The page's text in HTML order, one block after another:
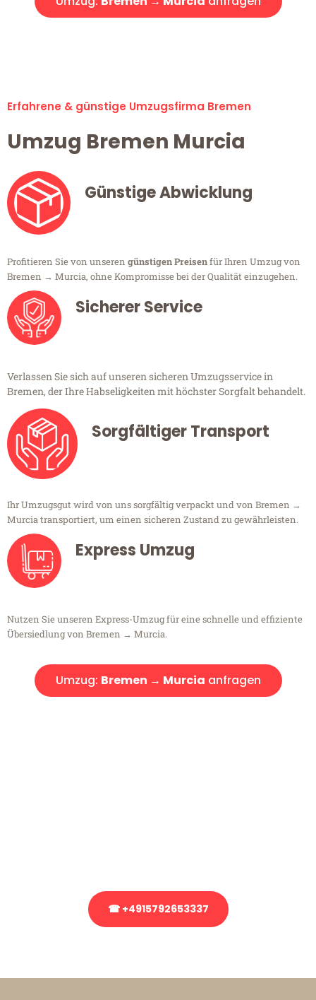
Erfahrene & günstige Umzugsfirma Bremen
Umzug Bremen Murcia
Günstige Abwicklung
Profitieren Sie von unseren günstigen Preisenfür Ihren Umzug von
Bremen → Murcia, ohne Kompromisse bei der Qualität einzugehen.
Sicherer Service
Verlassen Sie sich auf unseren sicheren Umzugsservice in
Bremen, der Ihre Habseligkeiten mit höchster Sorgfalt behandelt.
Sorgfältiger Transport
Ihr Umzugsgut wird von uns sorgfältig verpackt und von Bremen →
Murcia transportiert, um einen sicheren Zustand zu gewährleisten.
Express Umzug
Nutzen Sie unseren Express-Umzug für eine schnelle und effiziente
Übersiedlung von Bremen → Murcia.
Umzug: Bremen → Murcia anfragen
☎ +4915792653337